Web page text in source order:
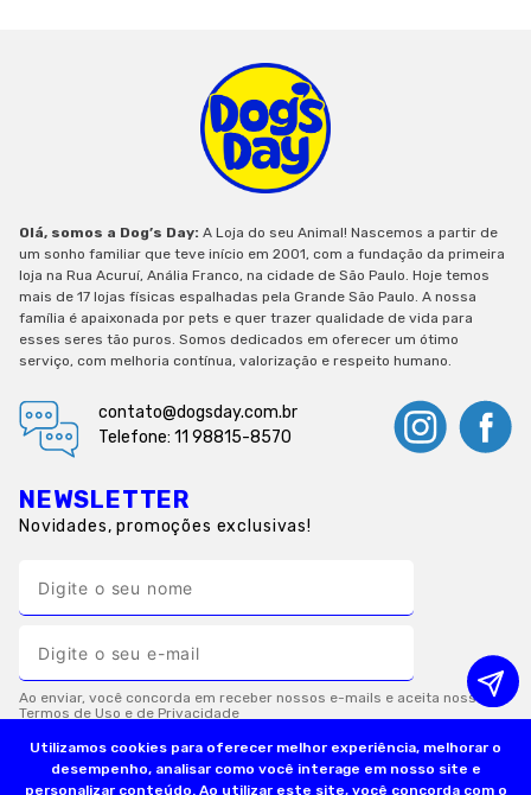
Utilizamos cookies para oferecer melhor experiência, melhorar o
desempenho, analisar como você interage em nosso site e
personalizar conteúdo. Ao utilizar este site, você concorda com o
Olá, somos a Dog’s Day: A Loja do seu Animal! Nascemos a partir de
um sonho familiar que teve início em 2001, com a fundação da primeira
loja na Rua Acuruí, Anália Franco, na cidade de São Paulo. Hoje temos
mais de 17 lojas físicas espalhadas pela Grande São Paulo. A nossa
família é apaixonada por pets e quer trazer qualidade de vida para
esses seres tão puros. Somos dedicados em oferecer um ótimo
serviço, com melhoria contínua, valorização e respeito humano.
contato@dogsday.com.br
Telefone: 11 98815-8570
NEWSLETTER
Novidades, promoções exclusivas!